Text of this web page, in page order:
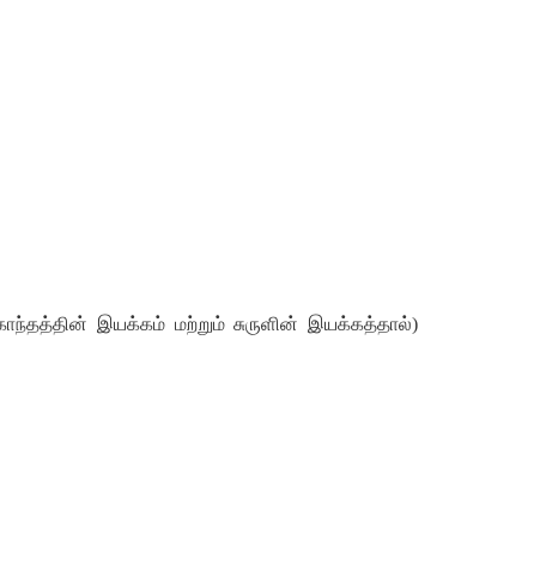
இயக்கம் மற்றும் சுருளின் இயக்கத்தால்)